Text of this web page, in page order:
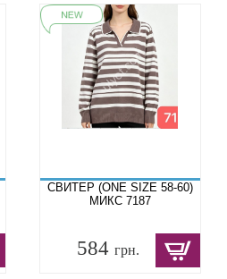
СВИТЕР (ONE SIZE 58-60)
МИКС 7187
584грн.